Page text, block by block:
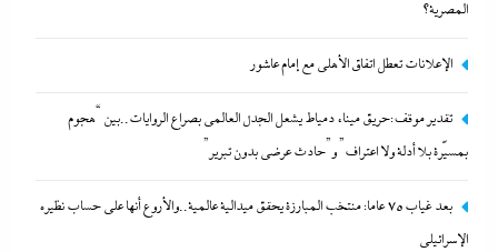
بعد غياب 75 عاما: منتخب المبارزة يحقق ميدالية عالمية..والأروع أنها
المصرية؟
الإعلانات تعطل اتفاق الأهلى مع إمام عاشور
تقدير موقف:حريق ميناء دمياط يشعل الجدل العالمي بصراع الروايات..بين “هجوم
بمسيّرة بلا أدلة ولا اعتراف” و”حادث عرضي بدون تبرير”
بعد غياب 75 عاما: منتخب المبارزة يحقق ميدالية عالمية..والأروع أنها على حساب نظيره
الإسرائيلي